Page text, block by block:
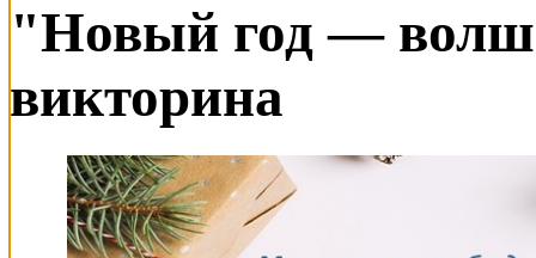
"Новый год —
викторина